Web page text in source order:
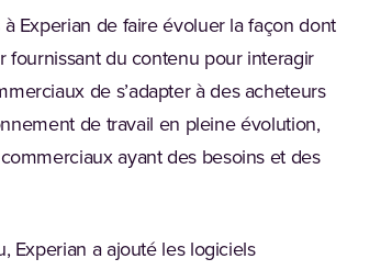
Experian de faire évoluer la façon dont
fournissant du contenu pour interagir
de s’adapter à des acheteurs
de travail en pleine évolution,
ayant des besoins et des
Experian a ajouté les logiciels